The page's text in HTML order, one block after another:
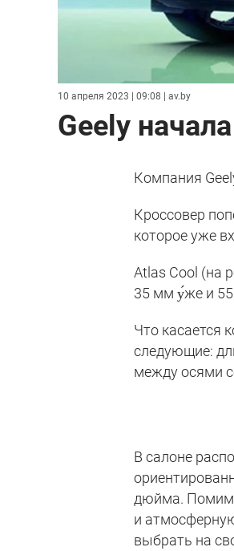
10 апреля 2023 | 09:08 | av.by
Geely
Компания
Кроссовер
которое уже
Atlas Cool (на
35 мм у́же и
Что касается
следующие:
между осями
В салоне
дюйма.
и
выбрать на